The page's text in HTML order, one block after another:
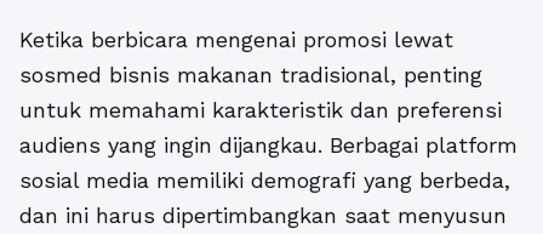
Ketika berbicara mengenai promosi lewat
sosmed bisnis makanan tradisional, penting
untuk memahami karakteristik dan preferensi
audiens yang ingin dijangkau. Berbagai platform
sosial media memiliki demografi yang berbeda,
dan ini harus dipertimbangkan saat menyusun